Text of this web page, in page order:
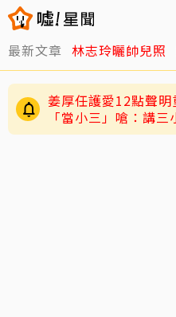
最新文章 林志玲曬帥兒照
姜厚任護愛12點聲
「當小三」嗆：講三